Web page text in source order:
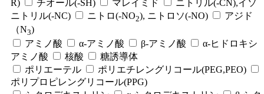
R)
チオール(-SH) マレイミド
ニトリル(-CN),イソ
ニトリル(-NC)
ニトロ(-NO2), ニトロソ(-NO)
アジド
（N3)
アミノ酸
α-アミノ酸 β-アミノ酸
α-ヒドロキシ
アミノ酸
核酸
糖誘導体
ポリエーテル
ポリエチレングリコール(PEG,PEO)
ポリプロピレングリコール(PPG)